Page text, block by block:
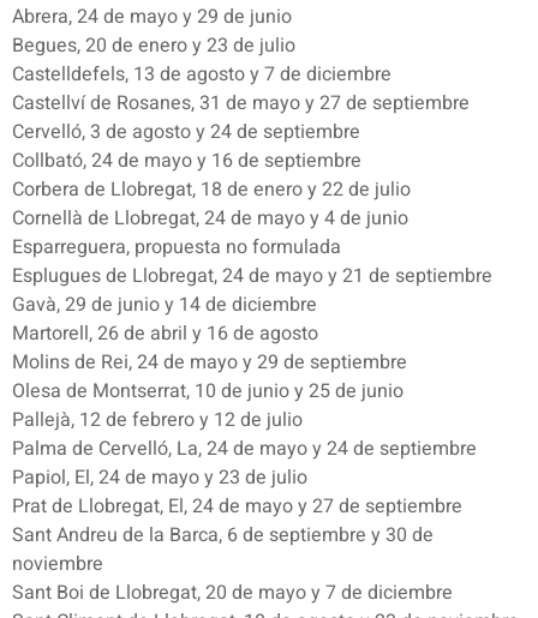
Abrera, 24 de mayo y 29 de junio
Begues, 20 de enero y 23 de julio
Castelldefels, 13 de agosto y 7 de diciembre
Castellví de Rosanes, 31 de mayo y 27 de septiembre
Cervelló, 3 de agosto y 24 de septiembre
Collbató, 24 de mayo y 16 de septiembre
Corbera de Llobregat, 18 de enero y 22 de julio
Cornellà de Llobregat, 24 de mayo y 4 de junio
Esparreguera, propuesta no formulada
Esplugues de Llobregat, 24 de mayo y 21 de septiembre
Gavà, 29 de junio y 14 de diciembre
Martorell, 26 de abril y 16 de agosto
Molins de Rei, 24 de mayo y 29 de septiembre
Olesa de Montserrat, 10 de junio y 25 de junio
Pallejà, 12 de febrero y 12 de julio
Palma de Cervelló, La, 24 de mayo y 24 de septiembre
Papiol, El, 24 de mayo y 23 de julio
Prat de Llobregat, El, 24 de mayo y 27 de septiembre
Sant Andreu de la Barca, 6 de septiembre y 30 de
noviembre
Sant Boi de Llobregat, 20 de mayo y 7 de diciembre